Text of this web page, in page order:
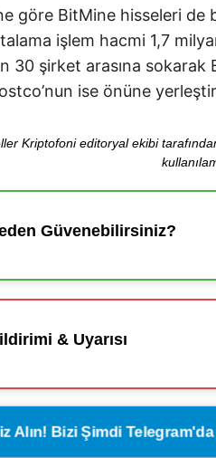
göre BitMine hisseleri de
işlem hacmi 1,7
30 şirket arasına sokarak
ise önüne
Kriptofoni editoryal ekibi
Güvenebilirsiniz?
& Uyarısı
Alın! Bizi Şimdi